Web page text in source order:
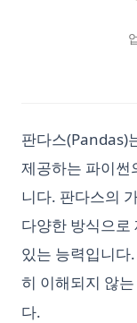
판다스(Pandas)
제공하는 파이썬
니다. 판다스의
다양한 방식으로
있는 능력입니다
히 이해되지 않는
다.